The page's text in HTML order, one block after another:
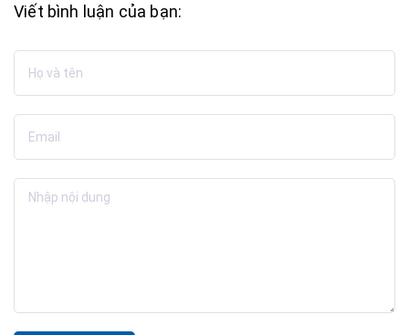
Viết bình luận của bạn: